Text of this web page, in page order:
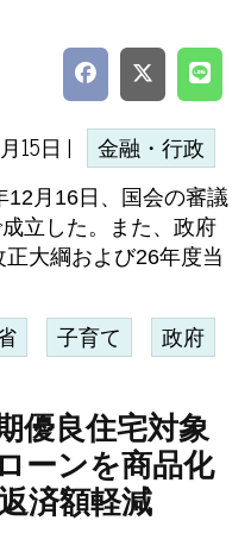
15日 | 金融・行政
12月16日、国会の審議
立した。また、政府
大綱および26年度当
子育て 政府
優良住宅対象
ーンを商品化
済額軽減